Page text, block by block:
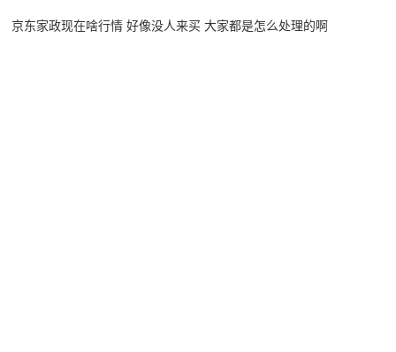
京东家政现在啥行情 好像没人来买 大家都是怎么处理的啊